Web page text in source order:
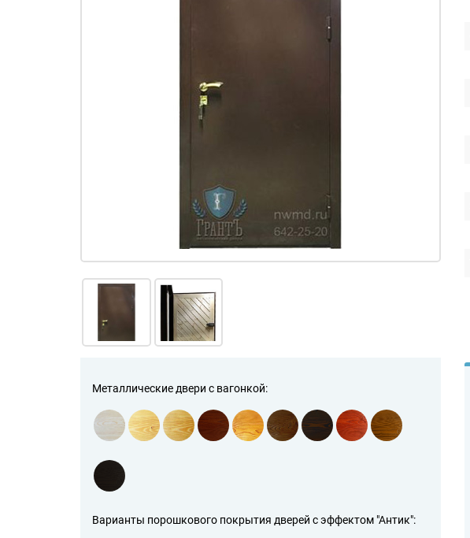
Металлические двери с вагонкой:
Варианты порошкового покрытия дверей с эффектом "Антик":